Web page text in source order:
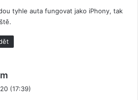
s
a
l
:
tyhle auta fungovat jako iPhony, tak
(17:39)